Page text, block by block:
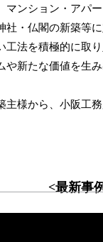
ンション・アパ
・仏閣の新築等
法を積極的に取り
新たな価値を生
主様から、小阪工
<最新事